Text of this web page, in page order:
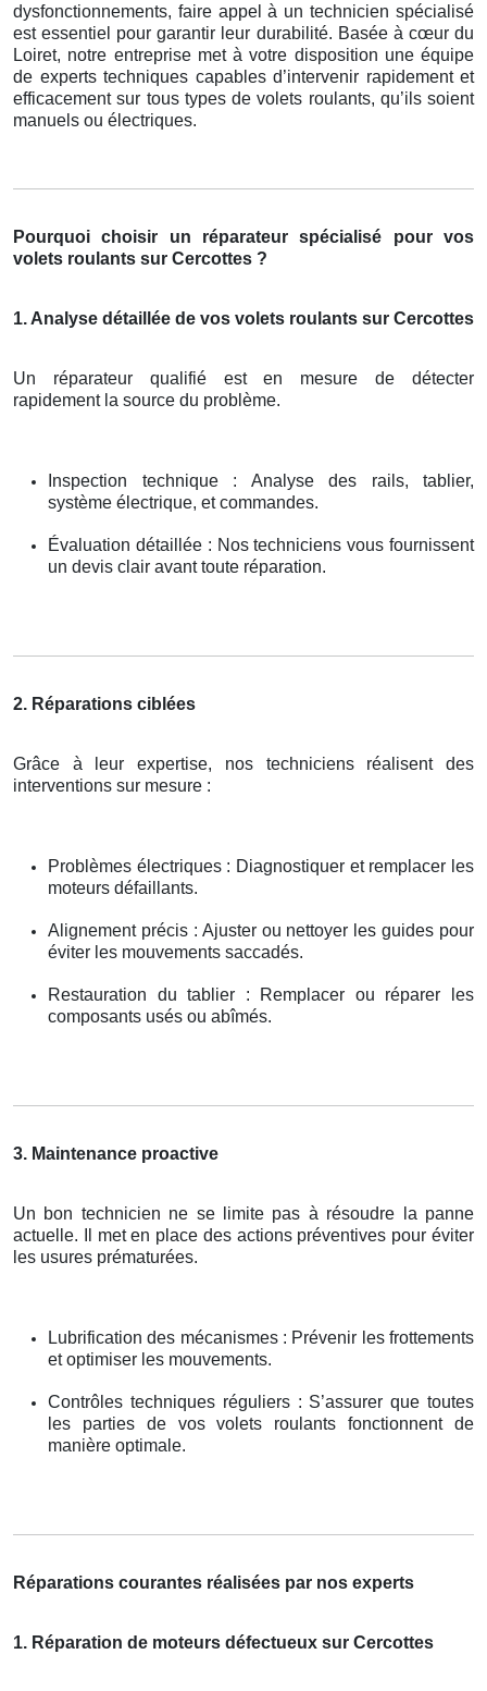
dysfonctionnements, faire appel à un technicien spécialisé
est essentiel pour garantir leur durabilité. Basée à cœur du
Loiret, notre entreprise met à votre disposition une équipe
de experts techniques capables d’intervenir rapidement et
efficacement sur tous types de volets roulants, qu’ils soient
manuels ou électriques.
Pourquoi choisir un réparateur spécialisé pour vos
volets roulants sur Cercottes ?
1. Analyse détaillée de vos volets roulants sur Cercottes
Un réparateur qualifié est en mesure de détecter
rapidement la source du problème.
Inspection technique : Analyse des rails, tablier,
système électrique, et commandes.
Évaluation détaillée : Nos techniciens vous fournissent
un devis clair avant toute réparation.
2. Réparations ciblées
Grâce à leur expertise, nos techniciens réalisent des
interventions sur mesure :
Problèmes électriques : Diagnostiquer et remplacer les
moteurs défaillants.
Alignement précis : Ajuster ou nettoyer les guides pour
éviter les mouvements saccadés.
Restauration du tablier : Remplacer ou réparer les
composants usés ou abîmés.
3. Maintenance proactive
Un bon technicien ne se limite pas à résoudre la panne
actuelle. Il met en place des actions préventives pour éviter
les usures prématurées.
Lubrification des mécanismes : Prévenir les frottements
et optimiser les mouvements.
Contrôles techniques réguliers : S’assurer que toutes
les parties de vos volets roulants fonctionnent de
manière optimale.
Réparations courantes réalisées par nos experts
1. Réparation de moteurs défectueux sur Cercottes